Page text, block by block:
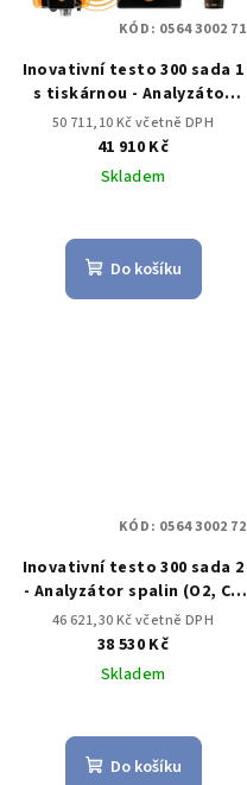
Inovativní testo 300 sada 1
s tiskárnou - Analyzátor
spalin (O2, CO až do 4,000
ppm)
50 711,10 Kč včetně DPH
41 910 Kč
Skladem
Do košíku
KÓD: 0564 3002 71
Inovativní testo 300 sada 2
- Analyzátor spalin (O2, CO
až do 8,000 ppm)
46 621,30 Kč včetně DPH
38 530 Kč
Skladem
Do košíku
KÓD: 0564 3002 72